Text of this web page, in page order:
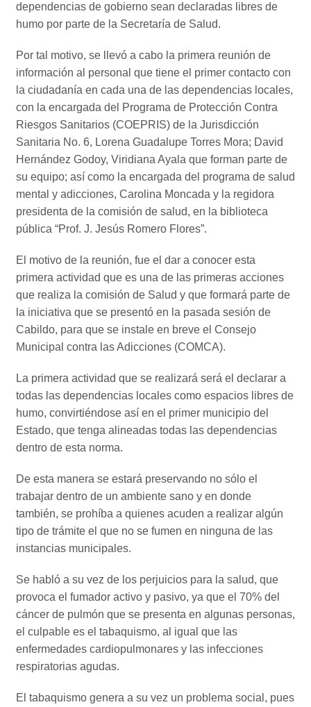
dependencias de gobierno sean declaradas libres de
humo por parte de la Secretaría de Salud.
Por tal motivo, se llevó a cabo la primera reunión de
información al personal que tiene el primer contacto con
la ciudadanía en cada una de las dependencias locales,
con la encargada del Programa de Protección Contra
Riesgos Sanitarios (COEPRIS) de la Jurisdicción
Sanitaria No. 6, Lorena Guadalupe Torres Mora; David
Hernández Godoy, Viridiana Ayala que forman parte de
su equipo; así como la encargada del programa de salud
mental y adicciones, Carolina Moncada y la regidora
presidenta de la comisión de salud, en la biblioteca
pública “Prof. J. Jesús Romero Flores”.
El motivo de la reunión, fue el dar a conocer esta
primera actividad que es una de las primeras acciones
que realiza la comisión de Salud y que formará parte de
la iniciativa que se presentó en la pasada sesión de
Cabildo, para que se instale en breve el Consejo
Municipal contra las Adicciones (COMCA).
La primera actividad que se realizará será el declarar a
todas las dependencias locales como espacios libres de
humo, convirtiéndose así en el primer municipio del
Estado, que tenga alineadas todas las dependencias
dentro de esta norma.
De esta manera se estará preservando no sólo el
trabajar dentro de un ambiente sano y en donde
también, se prohíba a quienes acuden a realizar algún
tipo de trámite el que no se fumen en ninguna de las
instancias municipales.
Se habló a su vez de los perjuicios para la salud, que
provoca el fumador activo y pasivo, ya que el 70% del
cáncer de pulmón que se presenta en algunas personas,
el culpable es el tabaquismo, al igual que las
enfermedades cardiopulmonares y las infecciones
respiratorias agudas.
El tabaquismo genera a su vez un problema social, pues